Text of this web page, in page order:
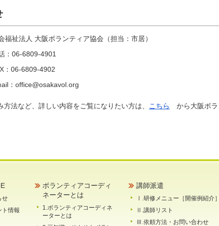
福祉法人 大阪ボランティア協会（担当：市居）
：06-6809-4901
：06-6809-4902
：office@osakavol.org
方法など、詳しい内容をご覧になりたい方は、 こちら
から大阪ボラ
せ
ト情報
ボランティアコーディ
ネーターとは
1.ボランティアコーディネ
ーターとは
講師派遣
Ⅰ.研修メニュー［開催例紹介］
Ⅱ.講師リスト
Ⅲ.依頼方法・お問い合わせ